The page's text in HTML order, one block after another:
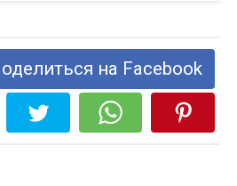
на Facebook